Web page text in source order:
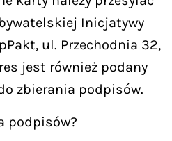
Inicjatywy
ul. Przechodnia 32,
jest również podany
zbierania podpisów.
podpisów?